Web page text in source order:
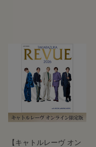
【キャトルレーヴ オン